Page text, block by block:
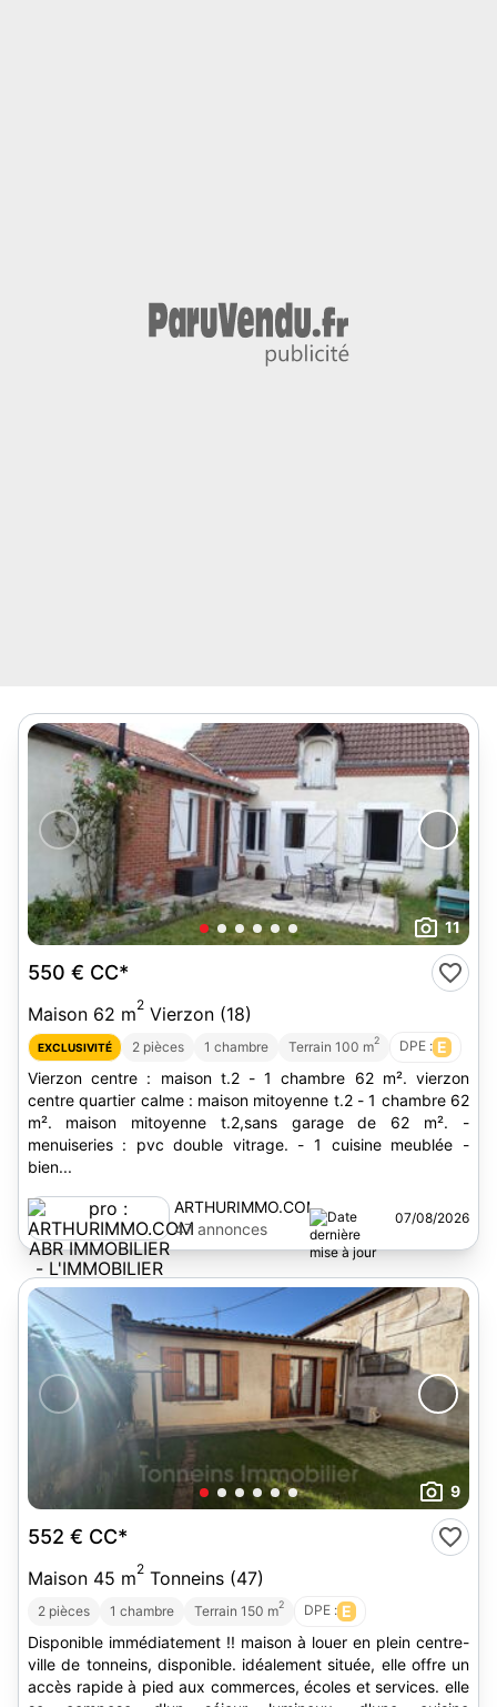
11
550 € CC*
Maison 62 m2 Vierzon (18)
EXCLUSIVITÉ 2 pièces 1 chambre Terrain 100 m2 DPE : E
Vierzon centre : maison t.2 - 1 chambre 62 m². vierzon
centre quartier calme : maison mitoyenne t.2 - 1 chambre 62
m². maison mitoyenne t.2,sans garage de 62 m². -
menuiseries : pvc double vitrage. - 1 cuisine meublée -
bien...
ARTHURIMMO.COM
ABR IMMOBILIER
- L'IMMOBILIER
AUTREMENT
47 annonces
07/08/2026
9
552 € CC*
Maison 45 m2 Tonneins (47)
2 pièces 1 chambre Terrain 150 m2 DPE : E
Disponible immédiatement !! maison à louer en plein centre-
ville de tonneins, disponible. idéalement située, elle offre un
accès rapide à pied aux commerces, écoles et services. elle